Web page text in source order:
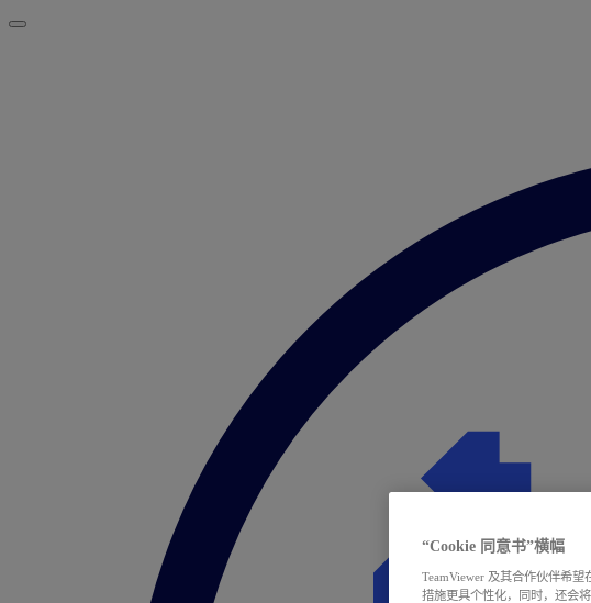
“Cookie 同意书”横幅
TeamViewer 及其合作伙伴希
措施更具个性化，同时，还会